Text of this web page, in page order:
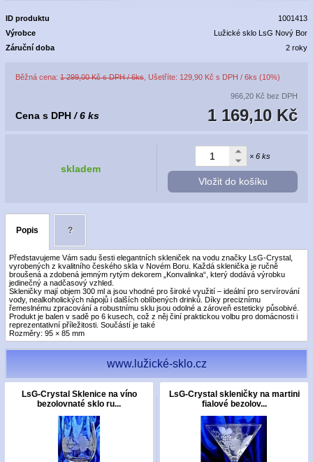
ID produktu
1001413
Výrobce
Lužické sklo LsG Nový Bor
Záruční doba
2 roky
Běžná cena: 1 299,00 Kč s DPH / 6ks , Ušetříte: 129,90 Kč s DPH / 6ks (10%)
966,20 Kč bez DPH
1 169,10 Kč
Cena s DPH / 6 ks
skladem
× 6 ks
Vložit do košíku
Popis ?
Představujeme Vám sadu šesti elegantních skleniček na vodu značky LsG-Crystal,
vyrobených z kvalitního českého skla v Novém Boru. Každá sklenička je ručně
broušená a zdobená jemným rytým dekorem „Konvalinka“, který dodává výrobku
jedinečný a nadčasový vzhled.
Skleničky mají objem 300 ml a jsou vhodné pro široké využití – ideální pro servírování
vody, nealkoholických nápojů i dalších oblíbených drinků. Díky preciznímu
řemeslnému zpracování a robustnímu sklu jsou odolné a zároveň esteticky působivé.
Produkt je balen v sadě po 6 kusech, což z něj činí praktickou volbu pro domácnosti i
reprezentativní příležitosti. Součástí je také
Rozměry: 95 × 85 mm
www.lužické-sklo.cz
LsG-Crystal Sklenice na víno
bezolovnaté sklo ru...
LsG-Crystal skleničky na martini
fialové bezolov...